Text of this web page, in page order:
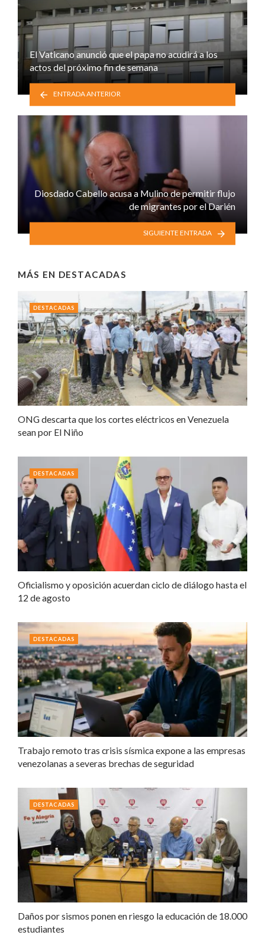
El Vaticano anunció que el papa no acudirá a los
actos del próximo fin de semana
ENTRADA ANTERIOR
Diosdado Cabello acusa a Mulino de permitir flujo
de migrantes por el Darién
SIGUIENTE ENTRADA
MÁS EN DESTACADAS
ONG descarta que los cortes eléctricos en Venezuela
sean por El Niño
DESTACADAS
Oficialismo y oposición acuerdan ciclo de diálogo hasta el
12 de agosto
DESTACADAS
Trabajo remoto tras crisis sísmica expone a las empresas
venezolanas a severas brechas de seguridad
DESTACADAS
Daños por sismos ponen en riesgo la educación de 18.000
estudiantes
DESTACADAS